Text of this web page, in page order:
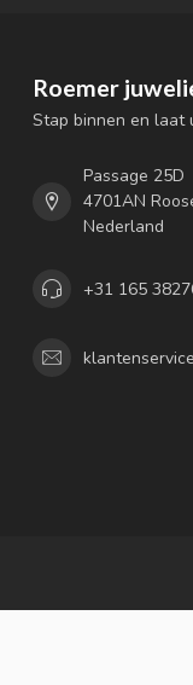
Roemer
Stap binnen en laat
Passage 25D
4701AN
Nederland
+31 165